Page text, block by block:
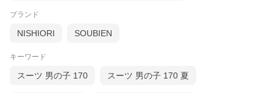
カテゴリ一覧
ブランド
NISHIORI SOUBIEN
キーワード
スーツ 男の子 170 スーツ 男の子 170 夏